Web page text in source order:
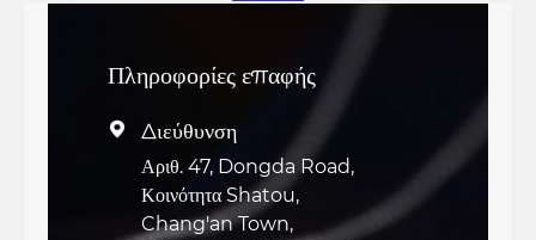
Πληροφορίες επαφής
 Διεύθυνση
Αριθ. 47, Dongda Road,
Κοινότητα Shatou,
Chang'an Town,